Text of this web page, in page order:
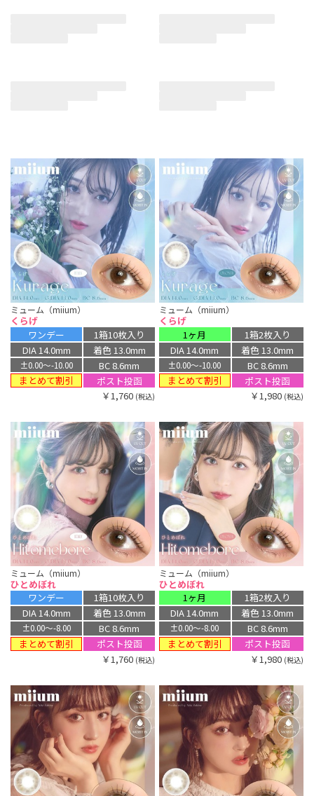
ミューム（miium）
くらげ
ワンデー
1箱10枚入り
DIA 14.0mm
着色 13.0mm
±0.00〜-10.00
BC 8.6mm
まとめて割引
ポスト投函
￥1,760 (税込)
ミューム（miium）
くらげ
1ヶ月
1箱2枚入り
DIA 14.0mm
着色 13.0mm
±0.00〜-10.00
BC 8.6mm
まとめて割引
ポスト投函
￥1,980 (税込)
ミューム（miium）
ひとめぼれ
ワンデー
1箱10枚入り
DIA 14.0mm
着色 13.0mm
±0.00〜-8.00
BC 8.6mm
まとめて割引
ポスト投函
￥1,760 (税込)
ミューム（miium）
ひとめぼれ
1ヶ月
1箱2枚入り
DIA 14.0mm
着色 13.0mm
±0.00〜-8.00
BC 8.6mm
まとめて割引
ポスト投函
￥1,980 (税込)